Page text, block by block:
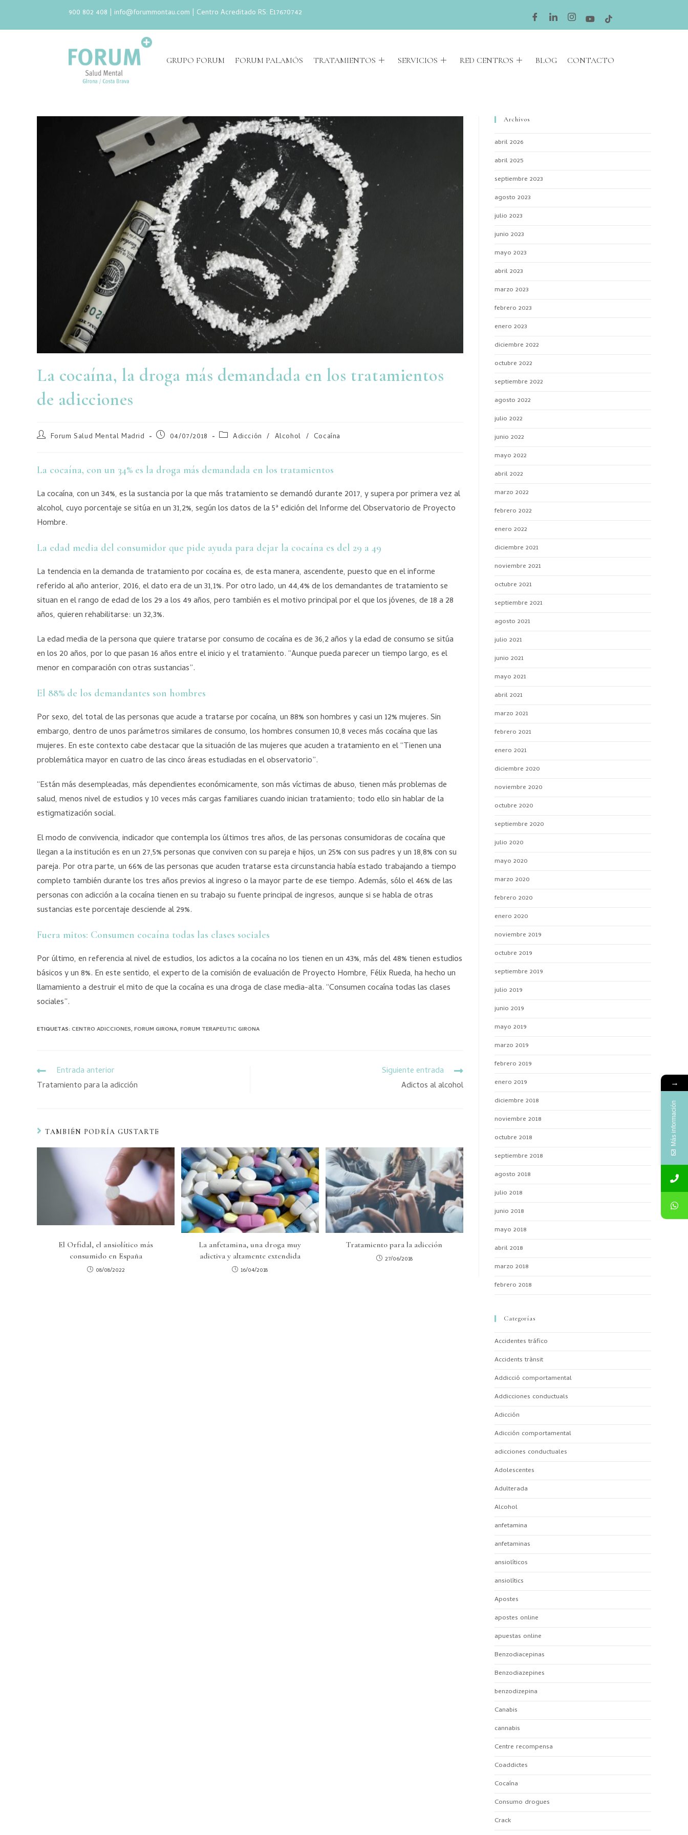
900 802 408 | info@forummontau.com | Centro Acreditado RS: E17670742
GRUPO FORUM FORUM PALAMÓS TRATAMIENTOS SERVICIOS RED CENTROS BLOG CONTACTO
La cocaína, la droga más demandada en los tratamientos
de adicciones
Forum Salud Mental Madrid 04/07/2018 Adicción / Alcohol / Cocaína
La cocaína, con un 34% es la droga más demandada en los tratamientos
La cocaína, con un 34%, es la sustancia por la que más tratamiento se demandó durante 2017, y supera por primera vez al
alcohol, cuyo porcentaje se sitúa en un 31,2%, según los datos de la 5ª edición del Informe del Observatorio de Proyecto
Hombre.
La edad media del consumidor que pide ayuda para dejar la cocaína es del 29 a 49
La tendencia en la demanda de tratamiento por cocaína es, de esta manera, ascendente, puesto que en el informe
referido al año anterior, 2016, el dato era de un 31,1%. Por otro lado, un 44,4% de los demandantes de tratamiento se
situan en el rango de edad de los 29 a los 49 años, pero también es el motivo principal por el que los jóvenes, de 18 a 28
años, quieren rehabilitarse: un 32,3%.
La edad media de la persona que quiere tratarse por consumo de cocaína es de 36,2 años y la edad de consumo se sitúa
en los 20 años, por lo que pasan 16 años entre el inicio y el tratamiento. “Aunque pueda parecer un tiempo largo, es el
menor en comparación con otras sustancias”.
El 88% de los demandantes son hombres
Por sexo, del total de las personas que acude a tratarse por cocaína, un 88% son hombres y casi un 12% mujeres. Sin
embargo, dentro de unos parámetros similares de consumo, los hombres consumen 10,8 veces más cocaína que las
mujeres. En este contexto cabe destacar que la situación de las mujeres que acuden a tratamiento en el “Tienen una
problemática mayor en cuatro de las cinco áreas estudiadas en el observatorio”.
“Están más desempleadas, más dependientes económicamente, son más víctimas de abuso, tienen más problemas de
salud, menos nivel de estudios y 10 veces más cargas familiares cuando inician tratamiento; todo ello sin hablar de la
estigmatización social.
El modo de convivencia, indicador que contempla los últimos tres años, de las personas consumidoras de cocaína que
llegan a la institución es en un 27,5% personas que conviven con su pareja e hijos, un 25% con sus padres y un 18,8% con su
pareja. Por otra parte, un 66% de las personas que acuden tratarse esta circunstancia había estado trabajando a tiempo
completo también durante los tres años previos al ingreso o la mayor parte de ese tiempo. Además, sólo el 46% de las
personas con adicción a la cocaína tienen en su trabajo su fuente principal de ingresos, aunque si se habla de otras
sustancias este porcentaje desciende al 29%.
Fuera mitos: Consumen cocaína todas las clases sociales
Por último, en referencia al nivel de estudios, los adictos a la cocaína no los tienen en un 43%, más del 48% tienen estudios
básicos y un 8%. En este sentido, el experto de la comisión de evaluación de Proyecto Hombre, Félix Rueda, ha hecho un
llamamiento a destruir el mito de que la cocaína es una droga de clase media-alta. “Consumen cocaína todas las clases
sociales”.
ETIQUETAS:CENTRO ADICCIONES, FORUM GIRONA, FORUM TERAPEUTIC GIRONA
Entrada anterior
Tratamiento para la adicción
Siguiente entrada
Adictos al alcohol
TAMBIÉN PODRÍA GUSTARTE
El Orfidal, el ansiolítico más
consumido en España
08/08/2022
La anfetamina, una droga muy
adictiva y altamente extendida
16/04/2018
Tratamiento para la adicción
27/06/2018
Archivos
abril 2026
abril 2025
septiembre 2023
agosto 2023
julio 2023
junio 2023
mayo 2023
abril 2023
marzo 2023
febrero 2023
enero 2023
diciembre 2022
octubre 2022
septiembre 2022
agosto 2022
julio 2022
junio 2022
mayo 2022
abril 2022
marzo 2022
febrero 2022
enero 2022
diciembre 2021
noviembre 2021
octubre 2021
septiembre 2021
agosto 2021
julio 2021
junio 2021
mayo 2021
abril 2021
marzo 2021
febrero 2021
enero 2021
diciembre 2020
noviembre 2020
octubre 2020
septiembre 2020
julio 2020
mayo 2020
marzo 2020
febrero 2020
enero 2020
noviembre 2019
octubre 2019
septiembre 2019
julio 2019
junio 2019
mayo 2019
marzo 2019
febrero 2019
enero 2019
diciembre 2018
noviembre 2018
octubre 2018
septiembre 2018
agosto 2018
julio 2018
junio 2018
mayo 2018
abril 2018
marzo 2018
febrero 2018
Categorías
Accidentes tráfico
Accidents trànsit
Addicció comportamental
Addicciones conductuals
Adicción
Adicción comportamental
adicciones conductuales
Adolescentes
Adulterada
Alcohol
anfetamina
anfetaminas
ansiolíticos
ansiolítics
Apostes
apostes online
apuestas online
Benzodiacepinas
Benzodiazepines
benzodizepina
Canabis
cannabis
Centre recompensa
Coaddictes
Cocaína
Consumo drogues
Crack
→
Más información